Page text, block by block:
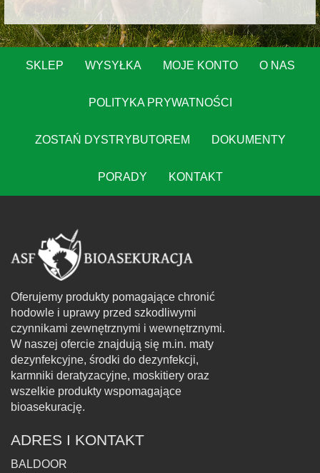
SKLEP WYSYŁKA MOJE KONTO O NAS
POLITYKA PRYWATNOŚCI
ZOSTAŃ DYSTRYBUTOREM DOKUMENTY
PORADY KONTAKT
Oferujemy produkty pomagające chronić
hodowle i uprawy przed szkodliwymi
czynnikami zewnętrznymi i wewnętrznymi.
W naszej ofercie znajdują się m.in. maty
dezynfekcyjne, środki do dezynfekcji,
karmniki deratyzacyjne, moskitiery oraz
wszelkie produkty wspomagające
bioasekurację.
ADRES I KONTAKT
BALDOOR